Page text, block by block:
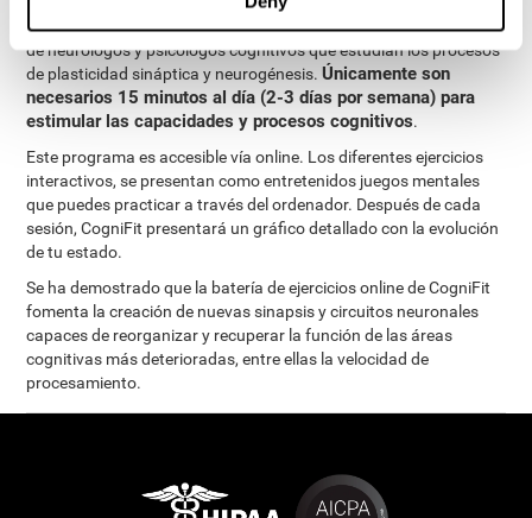
cognitiva de CogniFit ha sido diseñado por un completo equipo
de neurólogos y psicólogos cognitivos que estudian los procesos
de plasticidad sináptica y neurogénesis.Únicamente son
necesarios 15 minutos al día (2-3 días por semana) para
estimular las capacidades y procesos cognitivos.
Este programa es accesible vía online. Los diferentes ejercicios
interactivos, se presentan como entretenidos juegos mentales
que puedes practicar a través del ordenador. Después de cada
sesión, CogniFit presentará un gráfico detallado con la evolución
de tu estado.
Se ha demostrado que la batería de ejercicios online de CogniFit
fomenta la creación de nuevas sinapsis y circuitos neuronales
capaces de reorganizar y recuperar la función de las áreas
cognitivas más deterioradas, entre ellas la velocidad de
procesamiento.